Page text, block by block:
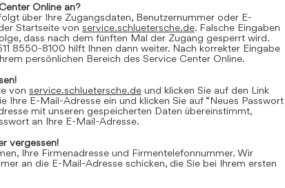
Online an?
über Ihre Zugangsdaten, Benutzernummer oder E-
Startseite von service.schluetersche.de. Falsche Eingaben
dass nach dem fünften Mal der Zugang gesperrt wird.
8550-8100 hilft Ihnen dann weiter. Nach korrekter Eingabe
persönlichen Bereich des Service Center Online.
von service.schluetersche.de und klicken Sie auf den Link
Ihre E-Mail-Adresse ein und klicken Sie auf “Neues Passwort
mit unseren gespeicherten Daten übereinstimmt,
an Ihre E-Mail-Adresse.
vergessen!
Ihre Firmenadresse und Firmentelefonnummer. Wir
an die E-Mail-Adresse schicken, die Sie bei Ihrem ersten